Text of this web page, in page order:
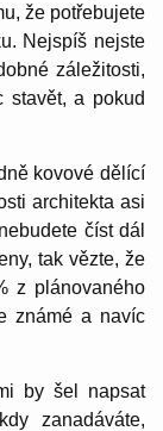
že potřebujete
Nejspíš nejste
záležitosti,
stavět, a pokud
kovové dělící
architekta asi
číst dál
tak vězte, že
z plánovaného
známé a navíc
by šel napsat
zanadáváte,